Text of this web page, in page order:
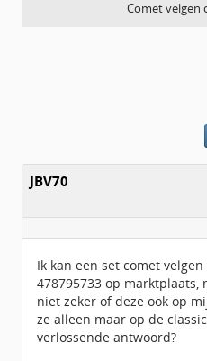
Comet velgen
JBV70
Ik kan een set comet
478795733 op marktplaats,
niet zeker of deze ook op
ze alleen maar op de
verlossende antwoord?